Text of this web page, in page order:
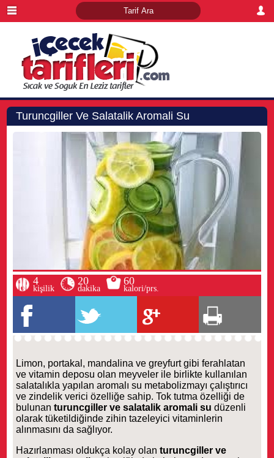
Turuncgiller Ve Salatalik Aromali Su
4
kişilik
20
dakika
60
kalori/prs.
Limon, portakal, mandalina ve greyfurt gibi ferahlatan
ve vitamin deposu olan meyveler ile birlikte kullanılan
salatalıkla yapılan aromalı su metabolizmayı çalıştırıcı
ve zindelik verici özelliğe sahip. Tok tutma özelliği de
bulunanturuncgiller ve salatalik aromali sudüzenli
olarak tüketildiğinde zihin tazeleyici vitaminlerin
alınmasını da sağlıyor.
Hazırlanması oldukça kolay olanturuncgiller ve